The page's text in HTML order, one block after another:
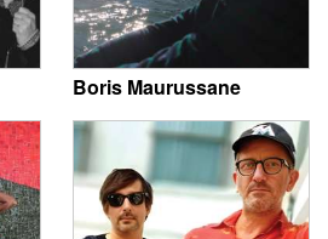
Boris Maurussane